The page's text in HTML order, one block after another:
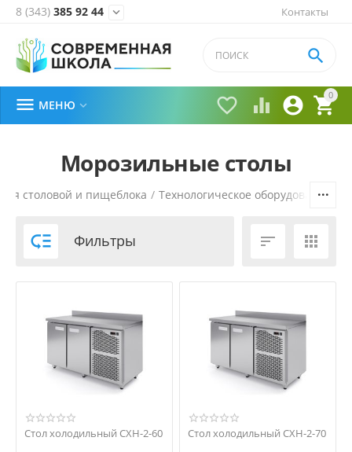
Контакты
8 (343) 385 92 44 
0


 

 МЕНЮ 
Морозильные столы
столовой и пищеблока / Технологическое оборудование
 Фильтры  
Стол холодильный СХН-2-60 Стол холодильный СХН-2-70